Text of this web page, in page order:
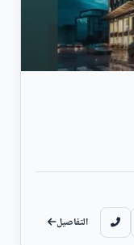
التفاصيل